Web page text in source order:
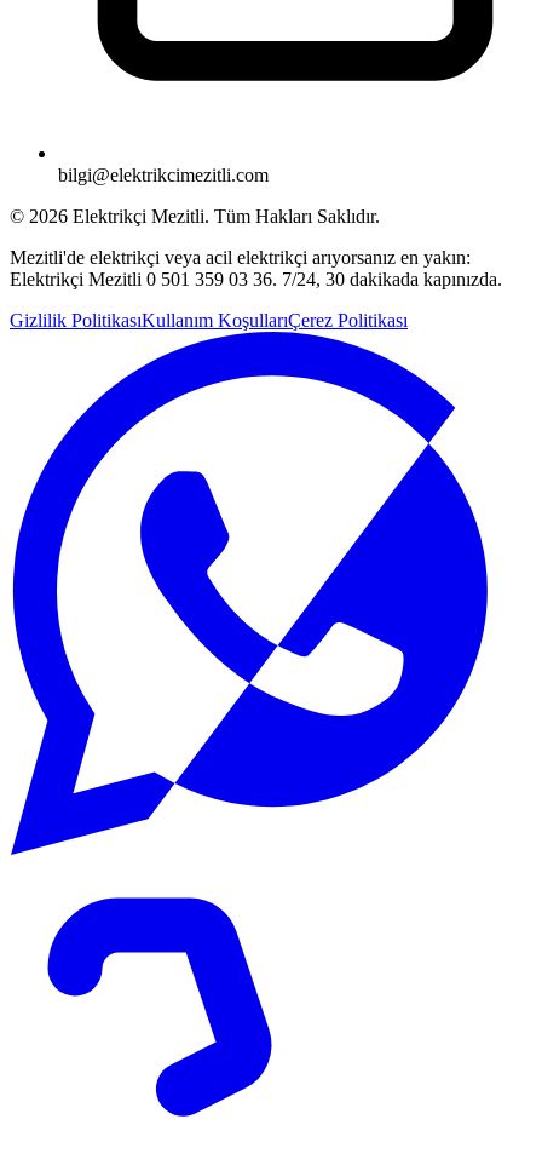
bilgi@elektrikcimezitli.com
© 2026 Elektrikçi Mezitli. Tüm Hakları Saklıdır.
Mezitli'de elektrikçi veya acil elektrikçi arıyorsanız en yakın:
Elektrikçi Mezitli 0 501 359 03 36. 7/24, 30 dakikada kapınızda.
Gizlilik PolitikasıKullanım KoşullarıÇerez Politikası